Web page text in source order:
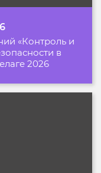
«Контроль и
в
2026